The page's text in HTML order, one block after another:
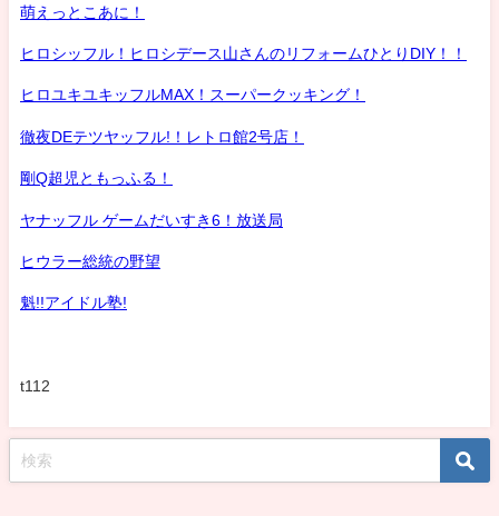
萌えっとこあに！
ヒロシッフル！ヒロシデース山さんのリフォームひとりDIY！！
ヒロユキユキッフルMAX！スーパークッキング！
徹夜DEテツヤッフル!！レトロ館2号店！
剛Q超児ともっふる！
ヤナッフル ゲームだいすき6！放送局
ヒウラー総統の野望
魁!!アイドル塾!
t112